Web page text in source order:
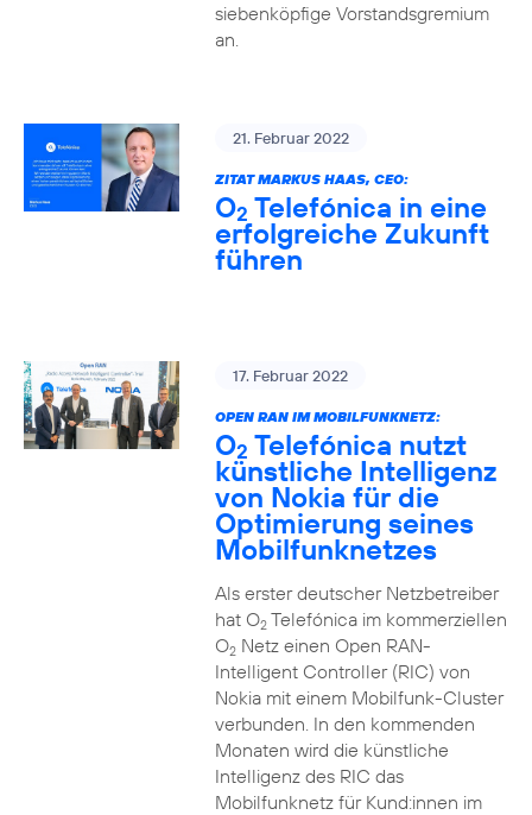
siebenköpfige Vorstandsgremium
an.
21. Februar 2022
ZITAT MARKUS HAAS, CEO:
O2 Telefónica in eine
erfolgreiche Zukunft
führen
17. Februar 2022
OPEN RAN IM MOBILFUNKNETZ:
O2 Telefónica nutzt
künstliche Intelligenz
von Nokia für die
Optimierung seines
Mobilfunknetzes
Als erster deutscher Netzbetreiber
hat O2Telefónica im kommerziellen
O2Netz einen Open RAN-
Intelligent Controller (RIC) von
Nokia mit einem Mobilfunk-Cluster
verbunden. In den kommenden
Monaten wird die künstliche
Intelligenz des RIC das
Mobilfunknetz für Kund:innen im